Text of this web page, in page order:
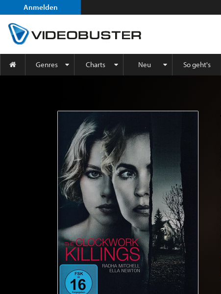
Anmelden
Genres Charts Neu So geht's